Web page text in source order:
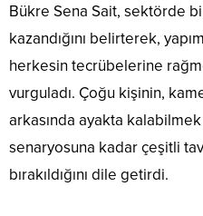
Bükre Sena Sait, sektörde
kazandığını belirterek,
herkesin tecrübelerine
vurguladı. Çoğu kişinin,
arkasında ayakta
senaryosuna kadar çeşitli
bırakıldığını dile getirdi.